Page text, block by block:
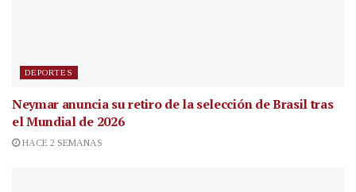
DEPORTES
Neymar anuncia su retiro de la selección de Brasil tras
el Mundial de 2026
HACE 2 SEMANAS